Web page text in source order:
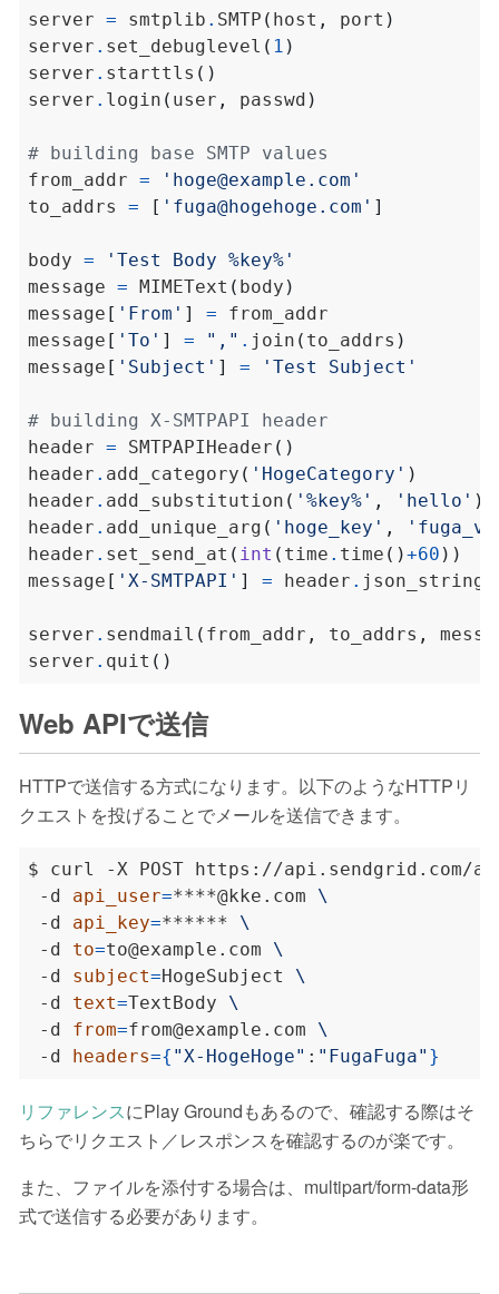
server = smtplib . SMTP ( host , port )
server . set_debuglevel ( 1 )
server . starttls ()
server . login ( user , passwd )
# building base SMTP values
from_addr =
'hoge@example.com'
to_addrs = [ 'fuga@hogehoge.com' ]
body =
'Test Body %key%'
message = MIMEText ( body )
message [ 'From' ] =
message [ 'To' ] = "," . join ( to_addrs )
message [ 'Subject' ] = 'Test Subject'
# building X-SMTPAPI header
header = SMTPAPIHeader ()
header . add_category ( 'HogeCategory' )
header . add_substitution ( '%key%' , 'hello' )
header . add_unique_arg ( 'hoge_key' ,
header . set_send_at ( int ( time . time ()+60 ))
message [ 'X-SMTPAPI' ] = header . json_string
server . sendmail ( from_addr , to_addrs ,
server . quit ()
Web APIで送信
HTTPで送信する方式になります。以下のようなHTTPリ
クエストを投げることでメールを送信できます。
$ curl -X POST https://api.sendgrid.com/
-d api_user=****@kke.com
-d api_key=******
-d to=to@example.com
-d subject=HogeSubject
-d text=TextBody
-d from=from@example.com
-d headers={ "X-HogeHoge" : "FugaFuga" }
リファレンスにPlay Groundもあるので、確認する際はそ
ちらでリクエスト／レスポンスを確認するのが楽です。
また、ファイルを添付する場合は、multipart/form-data形
式で送信する必要があります。